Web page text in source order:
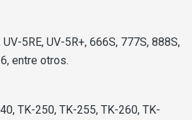
5RE, UV-5R+, 666S, 777S, 888S,
entre otros.
TK-250, TK-255, TK-260, TK-